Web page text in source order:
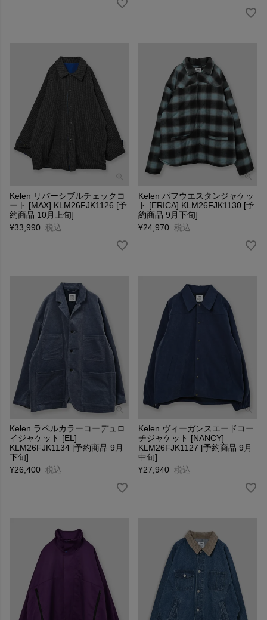
Kelen リバーシブルチェックコ
ート [MAX] KLM26FJK1126 [予
約商品 10月上旬]
¥33,990 税込
Kelen パフウエスタンジャケッ
ト [ERICA] KLM26FJK1130 [予
約商品 9月下旬]
¥24,970 税込
Kelen ラペルカラーコーデュロ
イジャケット [EL]
KLM26FJK1134 [予約商品 9月
下旬]
¥26,400 税込
Kelen ヴィーガンスエードコー
チジャケット [NANCY]
KLM26FJK1127 [予約商品 9月
中旬]
¥27,940 税込